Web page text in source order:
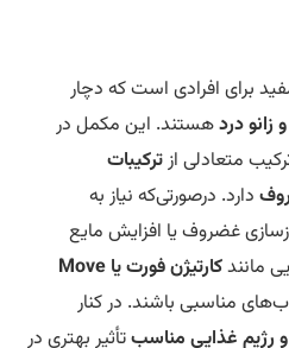
افرادی است که دچار
هستند. این مکمل در
ازترکیبات
درصورتی‌که نیاز به
یا افزایش مایع
کارتیژن فورت یا Move
مناسبی باشند. در کنار
غذایی مناسبتأثیر بهتری در